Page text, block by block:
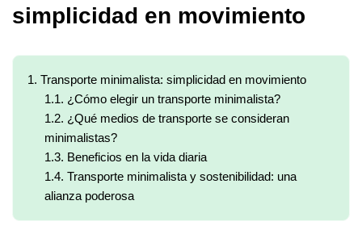
simplicidad en movimiento
1. Transporte minimalista: simplicidad en movimiento
1.1. ¿Cómo elegir un transporte minimalista?
1.2. ¿Qué medios de transporte se consideran
minimalistas?
1.3. Beneficios en la vida diaria
1.4. Transporte minimalista y sostenibilidad: una
alianza poderosa